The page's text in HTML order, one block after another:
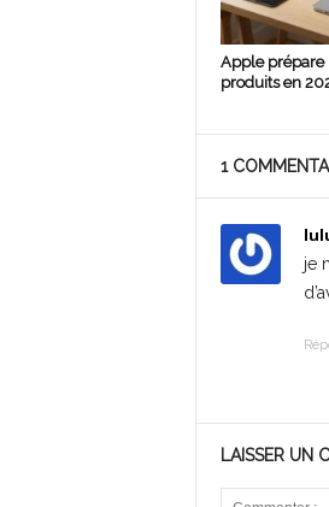
Apple prépare
produits en
1
je
LAISSER UN